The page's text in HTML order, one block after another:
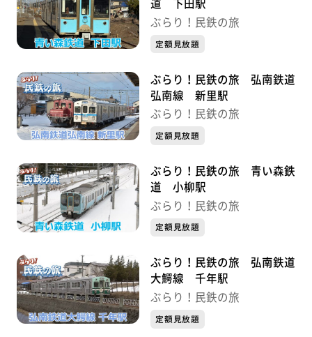
道 下田駅
ぶらり！民鉄の旅
定額見放題
ぶらり！民鉄の旅 弘南鉄道
弘南線 新里駅
ぶらり！民鉄の旅
定額見放題
ぶらり！民鉄の旅 青い森鉄
道 小柳駅
ぶらり！民鉄の旅
定額見放題
ぶらり！民鉄の旅 弘南鉄道
大鰐線 千年駅
ぶらり！民鉄の旅
定額見放題